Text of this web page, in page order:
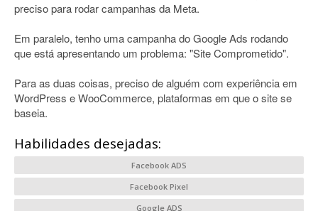
preciso para rodar campanhas da Meta.
Em paralelo, tenho uma campanha do Google Ads rodando
que está apresentando um problema: "Site Comprometido".
Para as duas coisas, preciso de alguém com experiência em
WordPress e WooCommerce, plataformas em que o site se
baseia.
Habilidades desejadas:
Facebook ADS
Facebook Pixel
Google ADS